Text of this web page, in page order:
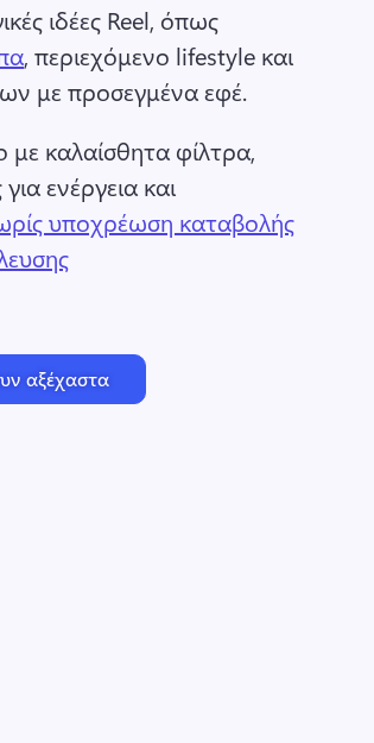
ιδέες Reel, όπως
, περιεχόμενο lifestyle και
με προσεγμένα εφέ.
με καλαίσθητα φίλτρα,
ενέργεια και
υποχρέωση καταβολής
αξέχαστα